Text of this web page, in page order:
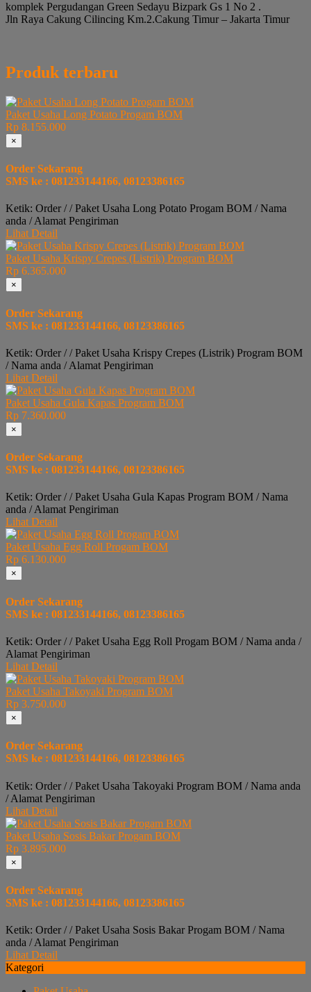
komplek Pergudangan Green Sedayu Bizpark Gs 1 No 2 .
Jln Raya Cakung Cilincing Km.2.Cakung Timur – Jakarta Timur
Produk terbaru
Paket Usaha Long Potato Progam BOM
Rp 8.155.000
×
Order Sekarang
SMS ke : 081233144166, 08123386165
Ketik: Order / / Paket Usaha Long Potato Progam BOM / Nama
anda / Alamat Pengiriman
Lihat Detail
Paket Usaha Krispy Crepes (Listrik) Program BOM
Rp 6.365.000
×
Order Sekarang
SMS ke : 081233144166, 08123386165
Ketik: Order / / Paket Usaha Krispy Crepes (Listrik) Program BOM
/ Nama anda / Alamat Pengiriman
Lihat Detail
Paket Usaha Gula Kapas Program BOM
Rp 7.360.000
×
Order Sekarang
SMS ke : 081233144166, 08123386165
Ketik: Order / / Paket Usaha Gula Kapas Program BOM / Nama
anda / Alamat Pengiriman
Lihat Detail
Paket Usaha Egg Roll Progam BOM
Rp 6.130.000
×
Order Sekarang
SMS ke : 081233144166, 08123386165
Ketik: Order / / Paket Usaha Egg Roll Progam BOM / Nama anda /
Alamat Pengiriman
Lihat Detail
Paket Usaha Takoyaki Program BOM
Rp 3.750.000
×
Order Sekarang
SMS ke : 081233144166, 08123386165
Ketik: Order / / Paket Usaha Takoyaki Program BOM / Nama anda
/ Alamat Pengiriman
Lihat Detail
Paket Usaha Sosis Bakar Progam BOM
Rp 3.895.000
×
Order Sekarang
SMS ke : 081233144166, 08123386165
Ketik: Order / / Paket Usaha Sosis Bakar Progam BOM / Nama
anda / Alamat Pengiriman
Lihat Detail
Kategori